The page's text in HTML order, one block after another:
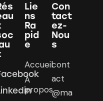
Lie
ns
Ra
pid
e
Accueil
À
propos
Con
tact
ez-
Nou
s
cont
act
@ma